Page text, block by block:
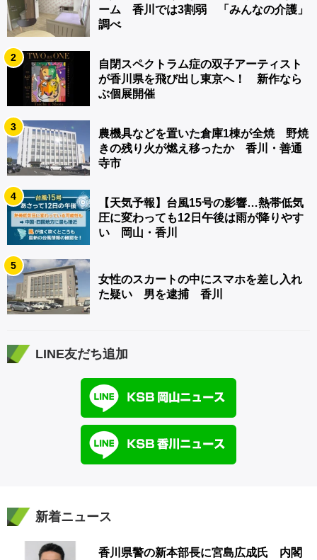
ーム 香川では3割弱 「みんなの介護」
調べ
2
自閉スペクトラム症の双子アーティスト
が香川県を飛び出し東京へ！ 新作なら
ぶ個展開催
3
農機具などを置いた倉庫1棟が全焼 野焼
きの残り火が燃え移ったか 香川・善通
寺市
4
【天気予報】台風15号の影響…熱帯低気
圧に変わっても12日午後は雨が降りやす
い 岡山・香川
5
女性のスカートの中にスマホを差し入れ
た疑い 男を逮捕 香川
LINE友だち追加
新着ニュース
香川県警の新本部長に宮島広成氏 内閣